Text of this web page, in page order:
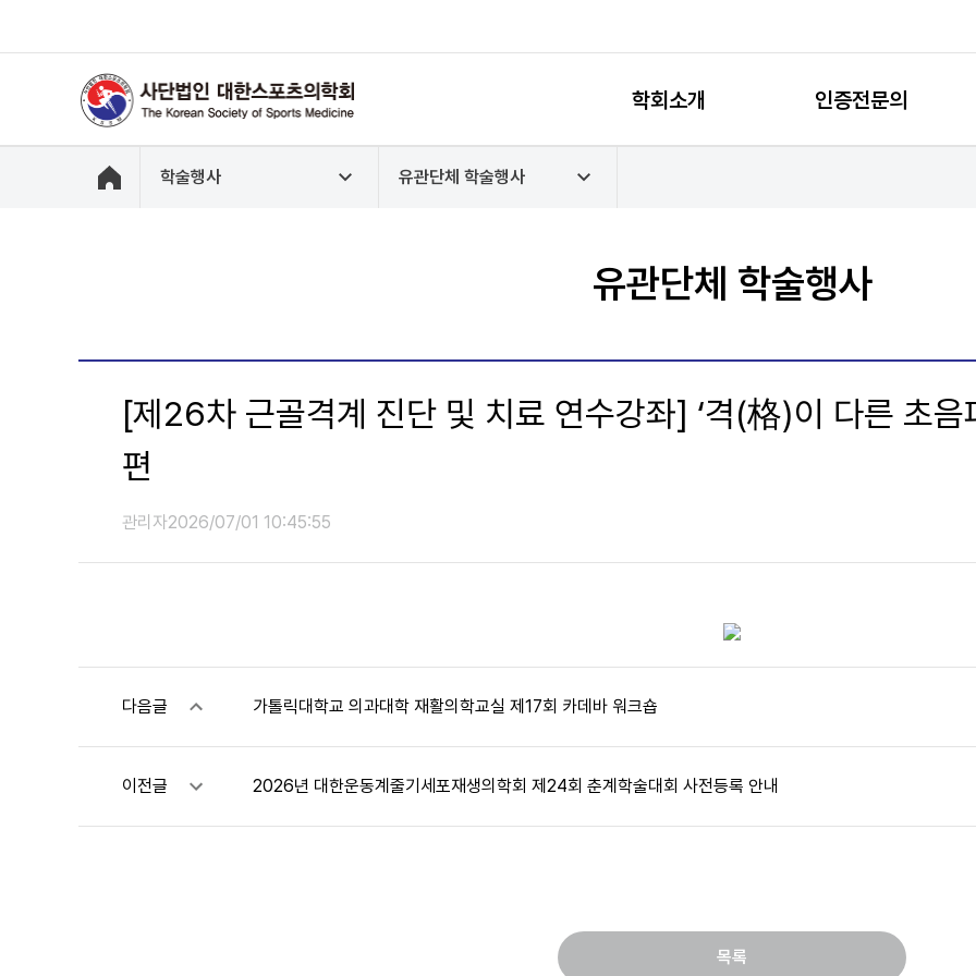
학회소개 인증전문의
학술행사 유관단체 학술행사
유관단체 학술행사
[제26차 근골격계 진단 및 치료 연수강좌] ‘격(格)이 다른 초음
편
관리자2026/07/01 10:45:55
다음글 가톨릭대학교 의과대학 재활의학교실 제17회 카데바 워크숍
이전글 2026년 대한운동계줄기세포재생의학회 제24회 춘계학술대회 사전등록 안내
목록